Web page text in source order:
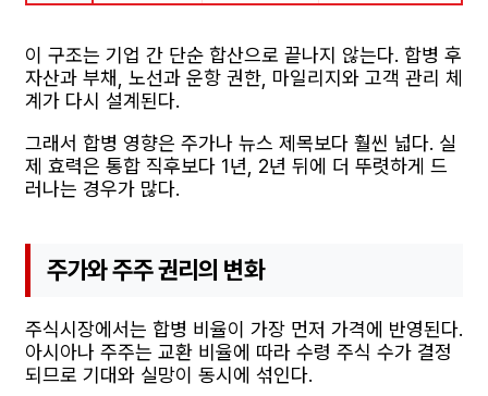
이 구조는 기업 간 단순 합산으로 끝나지 않는다. 합병 후
자산과 부채, 노선과 운항 권한, 마일리지와 고객 관리 체
계가 다시 설계된다.
그래서 합병 영향은 주가나 뉴스 제목보다 훨씬 넓다. 실
제 효력은 통합 직후보다 1년, 2년 뒤에 더 뚜렷하게 드
러나는 경우가 많다.
주가와 주주 권리의 변화
주식시장에서는 합병 비율이 가장 먼저 가격에 반영된다.
아시아나 주주는 교환 비율에 따라 수령 주식 수가 결정
되므로 기대와 실망이 동시에 섞인다.